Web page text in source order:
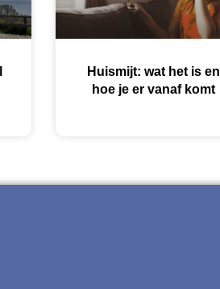
Huismijt: wat het is en
hoe je er vanaf komt